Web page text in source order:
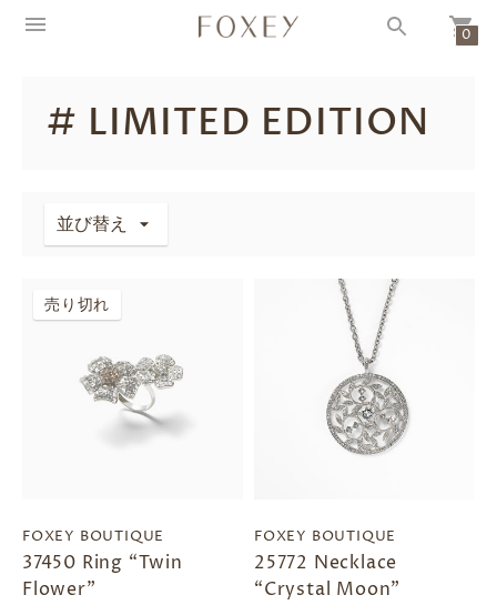
0
# LIMITED EDITION
並び替え
売り切れ
FOXEY BOUTIQUE
37450 Ring “Twin
Flower”
FOXEY BOUTIQUE
25772 Necklace
“Crystal Moon”